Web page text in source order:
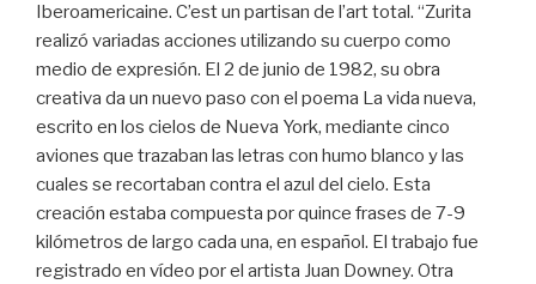
Iberoamericaine. C’est un partisan de l’art total. “Zurita
realizó variadas acciones utilizando su cuerpo como
medio de expresión. El 2 de junio de 1982, su obra
creativa da un nuevo paso con el poema La vida nueva,
escrito en los cielos de Nueva York, mediante cinco
aviones que trazaban las letras con humo blanco y las
cuales se recortaban contra el azul del cielo. Esta
creación estaba compuesta por quince frases de 7-9
kilómetros de largo cada una, en español. El trabajo fue
registrado en vídeo por el artista Juan Downey. Otra